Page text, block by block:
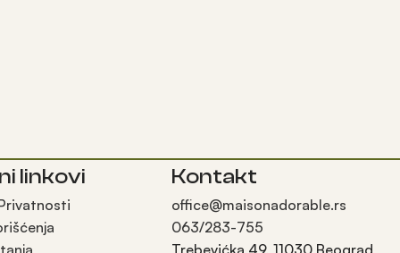
linkovi Kontakt
office@maisonadorable.rs
063/283-755
Trebevićka 49, 11030 Beograd